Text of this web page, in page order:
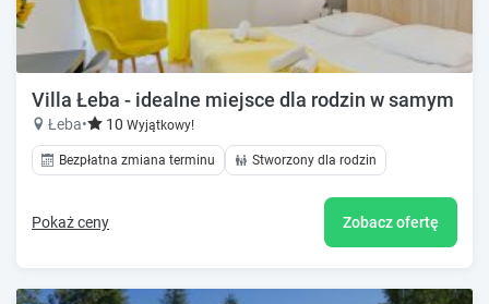
Villa Łeba - idealne miejsce dla rodzin w samym
Łeba• 10 Wyjątkowy!
Bezpłatna zmiana terminu Stworzony dla rodzin
Pokaż ceny Zobacz ofertę